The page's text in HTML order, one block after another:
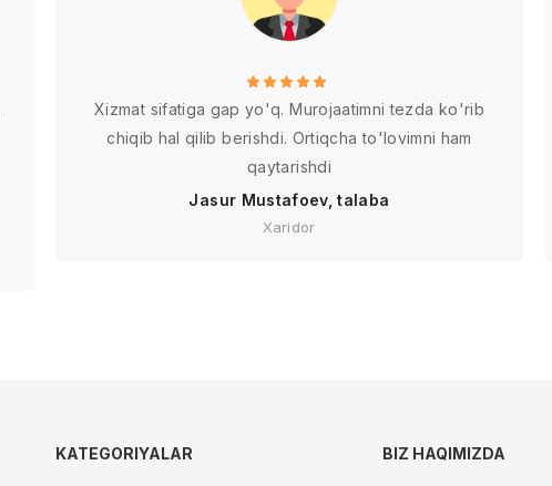
Xizmat sifatiga gap yo'q. Murojaatimni tezda ko'rib
chiqib hal qilib berishdi. Ortiqcha to'lovimni ham
qaytarishdi
Jasur Mustafoev, talaba
Xaridor
KATEGORIYALAR BIZ HAQIMIZDA